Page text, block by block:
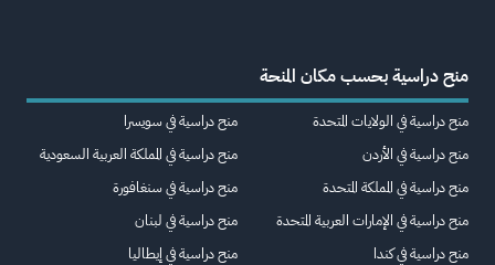
منح دراسية بحسب مكان المنحة
منح دراسية في الولايات المتحدة
منح دراسية في الأردن
منح دراسية في المملكة المتحدة
منح دراسية في الإمارات العربية المتحدة
منح دراسية في كندا
منح دراسية في سويسرا
منح دراسية في المملكة العربية السعودية
منح دراسية في سنغافورة
منح دراسية في لبنان
منح دراسية في إيطاليا